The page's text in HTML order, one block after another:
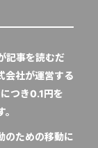
記事を読むだ
会社が運営する
つき0.1円を
のための移動に